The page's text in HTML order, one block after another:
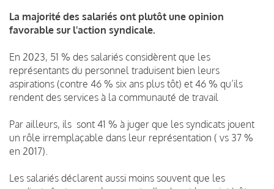
La majorité des salariés ont plutôt une opinion
favorable sur l'action syndicale.
En 2023, 51 % des salariés considèrent que les
représentants du personnel traduisent bien leurs
aspirations (contre 46 % six ans plus tôt) et 46 % qu’ils
rendent des services à la communauté de travail
Par ailleurs, ils sont 41 % à juger que les syndicats jouent
un rôle irremplaçable dans leur représentation ( vs 37 %
en 2017).
Les salariés déclarent aussi moins souvent que les